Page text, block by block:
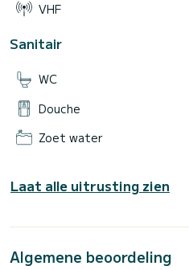
VHF
Sanitair
WC
Douche
Zoet water
Laat alle uitrusting zien
Algemene beoordeling